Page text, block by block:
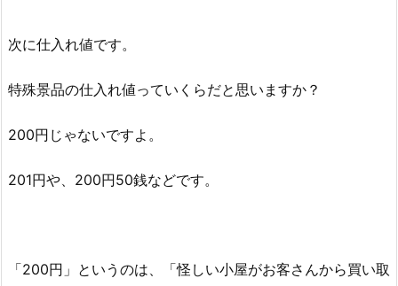
次に仕入れ値です。
特殊景品の仕入れ値っていくらだと思いますか？
200円じゃないですよ。
201円や、200円50銭などです。
「200円」というのは、「怪しい小屋がお客さんから買い取